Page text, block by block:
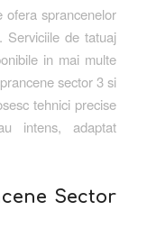
ofera sprancenelor
Serviciile de tatuaj
in mai multe
sector 3 si
tehnici precise
intens, adaptat
Sector